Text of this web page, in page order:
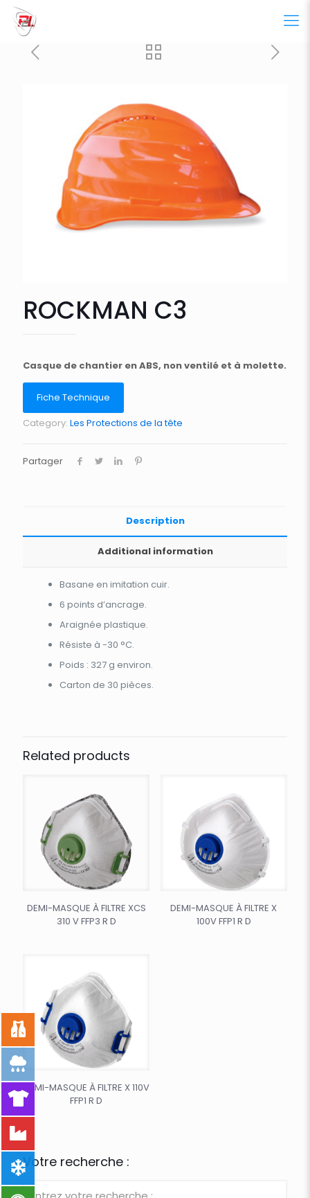
ROCKMAN C3
Casque de chantier en ABS, non ventilé et à molette.
Fiche Technique
Category: Les Protections de la tête
Partager
Description
Additional information
Basane en imitation cuir.
6 points d’ancrage.
Araignée plastique.
Résiste à -30 °C.
Poids : 327 g environ.
Carton de 30 pièces.
Related products
DEMI-MASQUE À FILTRE XCS
310 V FFP3 R D
DEMI-MASQUE À FILTRE X
100V FFP1 R D
DEMI-MASQUE À FILTRE X 110V
FFP1 R D
Votre recherche :